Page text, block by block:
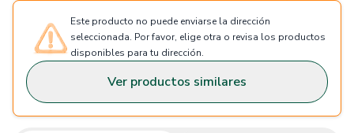
Este producto no puede enviarse la dirección
seleccionada. Por favor, elige otra o revisa los productos
disponibles para tu dirección.
Ver productos similares